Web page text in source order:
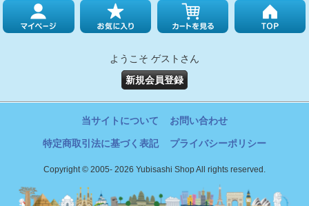
ようこそ ゲストさん
新規会員登録
当サイトについて お問い合わせ
特定商取引法に基づく表記 プライバシーポリシー
Copyright © 2005- 2026 Yubisashi Shop All rights reserved.